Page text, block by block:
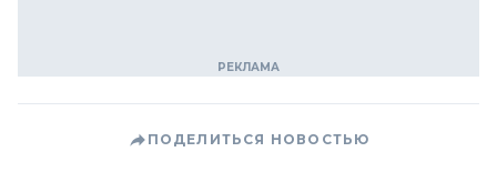
ПОДЕЛИТЬСЯ НОВОСТЬЮ